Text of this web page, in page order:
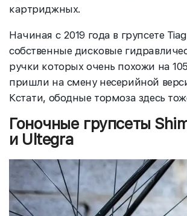
картриджных.
Начиная с 2019 года в групсете
собственные дисковые
ручки которых очень похожи на
пришли на смену несерийной
Кстати, ободные тормоза здесь
Гоночные групсеты
и Ultegra